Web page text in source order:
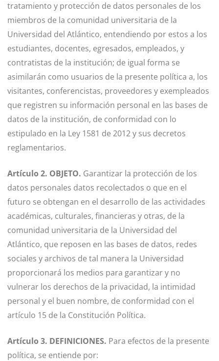
tratamiento y protección de datos personales de los
miembros de la comunidad universitaria de la
Universidad del Atlántico, entendiendo por estos a los
estudiantes, docentes, egresados, empleados, y
contratistas de la institución; de igual forma se
asimilarán como usuarios de la presente política a, los
visitantes, conferencistas, proveedores y exempleados
que registren su información personal en las bases de
datos de la institución, de conformidad con lo
estipulado en la Ley 1581 de 2012 y sus decretos
reglamentarios.
Artículo 2. OBJETO. Garantizar la protección de los
datos personales datos recolectados o que en el
futuro se obtengan en el desarrollo de las actividades
académicas, culturales, financieras y otras, de la
comunidad universitaria de la Universidad del
Atlántico, que reposen en las bases de datos, redes
sociales y archivos de tal manera la Universidad
proporcionará los medios para garantizar y no
vulnerar los derechos de la privacidad, la intimidad
personal y el buen nombre, de conformidad con el
artículo 15 de la Constitución Política.
Artículo 3. DEFINICIONES. Para efectos de la presente
política, se entiende por: